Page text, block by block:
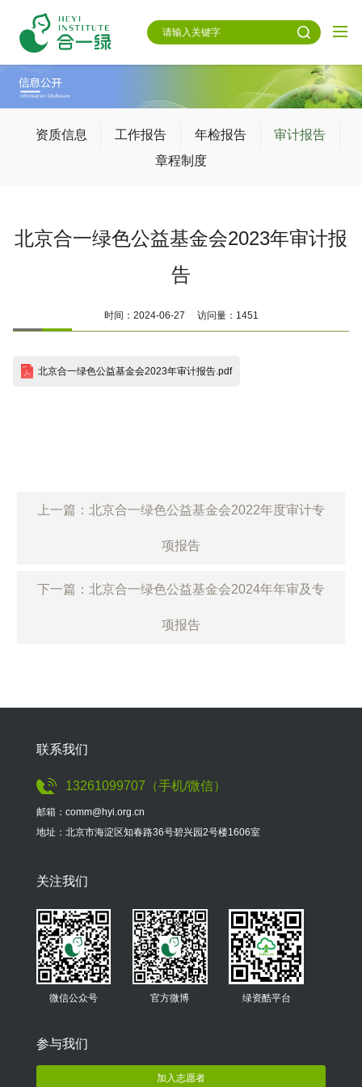
资质信息 工作报告 年检报告
审计报告
章程制度
北京合一绿色公益基金会2023年审计报
告
时间：2024-06-27 访问量：1451
北京合一绿色公益基金会2023年审计报告.pdf
上一篇：北京合一绿色公益基金会2022年度审计专
项报告
下一篇：北京合一绿色公益基金会2024年年审及专
项报告
联系我们
13261099707（手机/微信）
邮箱：comm@hyi.org.cn
地址：北京市海淀区知春路36号碧兴园2号楼1606室
关注我们
微信公众号 官方微博 绿资酷平台
参与我们
加入志愿者